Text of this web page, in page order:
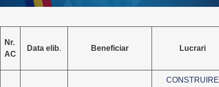
Nr.
AC
Data elib. Beneficiar Lucrari
CONSTRUIRE